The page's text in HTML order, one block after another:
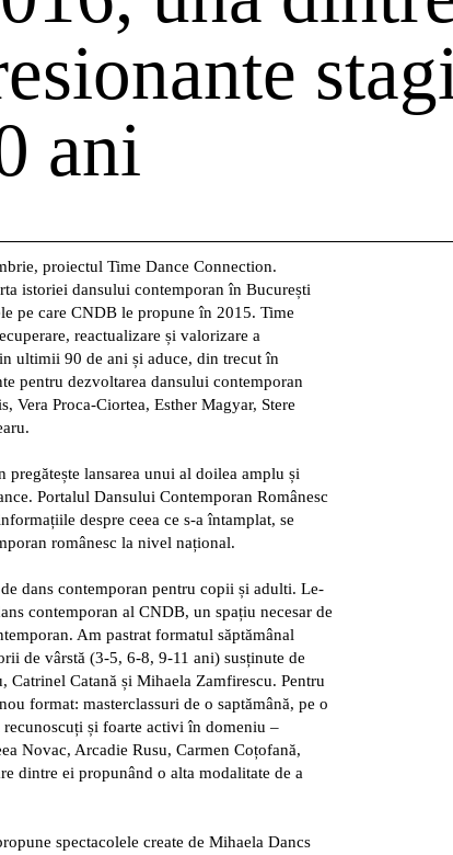
ani
proiectul Time Dance Connection.
istoriei dansului contemporan în București
pe care CNDB le propune în 2015. Time
reactualizare și valorizare a
ultimii 90 de ani și aduce, din trecut în
pentru dezvoltarea dansului contemporan
Vera Proca-Ciortea, Esther Magyar, Stere
lansarea unui al doilea amplu și
Portalul Dansului Contemporan Românesc
despre ceea ce s-a întamplat, se
românesc la nivel național.
dans contemporan pentru copii și adulti. Le-
contemporan al CNDB, un spațiu necesar de
Am pastrat formatul săptămânal
de vârstă (3-5, 6-8, 9-11 ani) susținute de
Catrinel Catană și Mihaela Zamfirescu. Pentru
format: masterclassuri de o saptămână, pe o
și foarte activi în domeniu –
Novac, Arcadie Rusu, Carmen Coțofană,
dintre ei propunând o alta modalitate de a
spectacolele create de Mihaela Dancs